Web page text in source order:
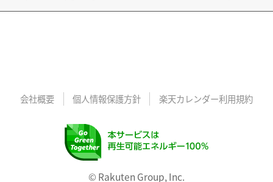
会社概要 個人情報保護方針 楽天カレンダー利用規約
© Rakuten Group, Inc.